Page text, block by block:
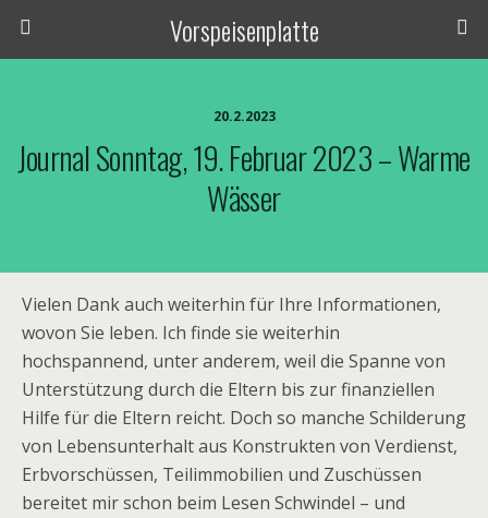
Vorspeisenplatte
20.2.2023
Journal Sonntag, 19. Februar 2023 – Warme
Wässer
Vielen Dank auch weiterhin für Ihre Informationen,
wovon Sie leben. Ich finde sie weiterhin
hochspannend, unter anderem, weil die Spanne von
Unterstützung durch die Eltern bis zur finanziellen
Hilfe für die Eltern reicht. Doch so manche Schilderung
von Lebensunterhalt aus Konstrukten von Verdienst,
Erbvorschüssen, Teilimmobilien und Zuschüssen
bereitet mir schon beim Lesen Schwindel – und